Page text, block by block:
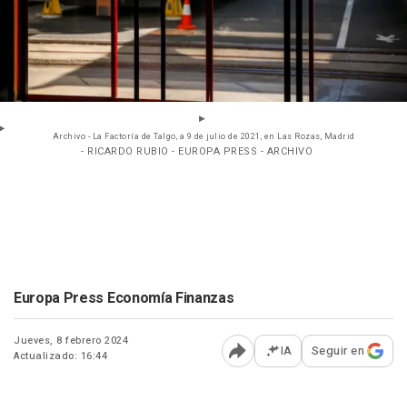
Archivo - La Factoría de Talgo, a 9 de julio de 2021, en Las Rozas, Madrid
- RICARDO RUBIO - EUROPA PRESS - ARCHIVO
Europa Press Economía Finanzas
Jueves, 8 febrero 2024
Actualizado: 16:44
Abrir opciones para
IA Seguir en